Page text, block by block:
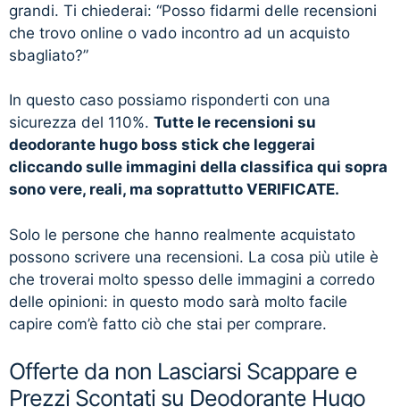
grandi. Ti chiederai: “Posso fidarmi delle recensioni
che trovo online o vado incontro ad un acquisto
sbagliato?”
In questo caso possiamo risponderti con una
sicurezza del 110%. Tutte le recensioni su
deodorante hugo boss stick che leggerai
cliccando sulle immagini della classifica qui sopra
sono vere, reali, ma soprattutto VERIFICATE.
Solo le persone che hanno realmente acquistato
possono scrivere una recensioni. La cosa più utile è
che troverai molto spesso delle immagini a corredo
delle opinioni: in questo modo sarà molto facile
capire com’è fatto ciò che stai per comprare.
Offerte da non Lasciarsi Scappare e
Prezzi Scontati su Deodorante Hugo